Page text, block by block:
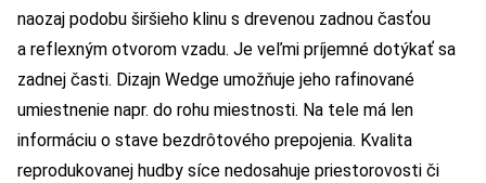
naozaj podobu širšieho klinu s drevenou zadnou časťou
a reflexným otvorom vzadu. Je veľmi príjemné dotýkať sa
zadnej časti. Dizajn Wedge umožňuje jeho rafinované
umiestnenie napr. do rohu miestnosti. Na tele má len
informáciu o stave bezdrôtového prepojenia. Kvalita
reprodukovanej hudby síce nedosahuje priestorovosti či